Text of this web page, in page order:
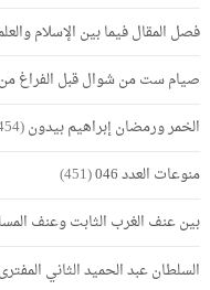
فصل المقال فيما بين الإسلام
صيام ست من شوال قبل الفراغ
الخمر ورمضان إبراهيم بيدون(454)
منوعات العدد 046
(451)
بين عنف الغرب الثابت وعنف
السلطان عبد الحميد الثاني